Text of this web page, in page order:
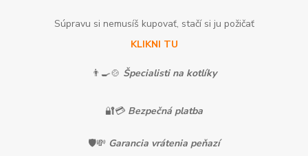
Súpravu si nemusíš kupovať, stačí si ju požičať
KLIKNI TU
👨‍🍳🍲 Špecialisti na kotlíky
🔐💳 Bezpečná platba
🛡️💸 Garancia vrátenia peňazí